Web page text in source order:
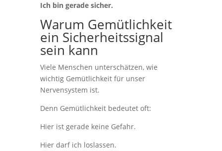
Ich bin gerade sicher.
Warum Gemütlichkeit
ein Sicherheitssignal
sein kann
Viele Menschen unterschätzen, wie
wichtig Gemütlichkeit für unser
Nervensystem ist.
Denn Gemütlichkeit bedeutet oft:
Hier ist gerade keine Gefahr.
Hier darf ich loslassen.